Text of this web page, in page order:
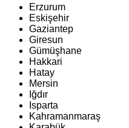
Erzurum
Eskişehir
Gaziantep
Giresun
Gümüşhane
Hakkari
Hatay
Mersin
Iğdır
Isparta
Kahramanmaraş